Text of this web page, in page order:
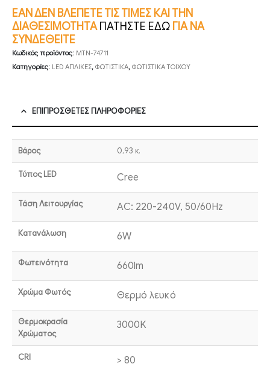
ΕΑΝ ΔΕΝ ΒΛΕΠΕΤΕ ΤΙΣ ΤΙΜΕΣ ΚΑΙ ΤΗΝ
ΔΙΑΘΕΣΙΜΟΤΗΤΑ ΠΑΤΗΣΤΕ ΕΔΩ ΓΙΑ ΝΑ
ΣΥΝΔΕΘΕΙΤΕ
Κωδικός προϊόντος: MTN-74711
Κατηγορίες: LED ΑΠΛΙΚΕΣ, ΦΩΤΙΣΤΙΚΑ, ΦΩΤΙΣΤΙΚΑ ΤΟΙΧΟΥ
ΕΠΙΠΡΌΣΘΕΤΕΣ ΠΛΗΡΟΦΟΡΊΕΣ
Βάρος 0,93 κ.
Τύπος LED Cree
Τάση Λειτουργίας AC: 220-240V, 50/60Hz
Κατανάλωση 6W
Φωτεινότητα 660lm
Χρώμα Φωτός Θερμό λευκό
Θερμοκρασία
Χρώματος
3000K
CRI > 80